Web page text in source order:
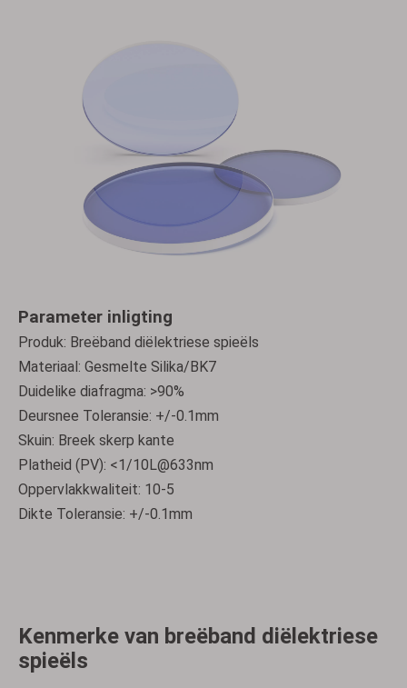
Parameter inligting
Produk: Breëband diëlektriese spieëls
Materiaal: Gesmelte Silika/BK7
Duidelike diafragma: >90%
Deursnee Toleransie: +/-0.1mm
Skuin: Breek skerp kante
Platheid (PV): <1/10L@633nm
Oppervlakkwaliteit: 10-5
Dikte Toleransie: +/-0.1mm
Kenmerke van breëband diëlektriese
spieëls